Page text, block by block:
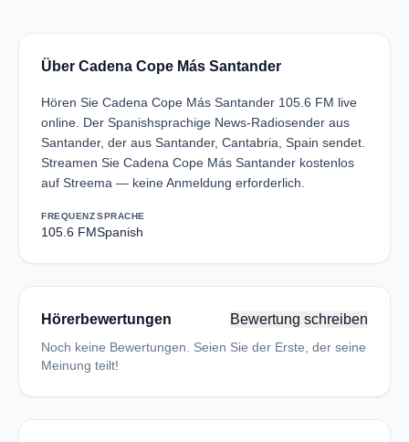
Über Cadena Cope Más Santander
Hören Sie Cadena Cope Más Santander 105.6 FM live
online. Der Spanishsprachige News-Radiosender aus
Santander, der aus Santander, Cantabria, Spain sendet.
Streamen Sie Cadena Cope Más Santander kostenlos
auf Streema — keine Anmeldung erforderlich.
FREQUENZ
105.6 FM
SPRACHE
Spanish
Hörerbewertungen Bewertung schreiben
Noch keine Bewertungen. Seien Sie der Erste, der seine
Meinung teilt!